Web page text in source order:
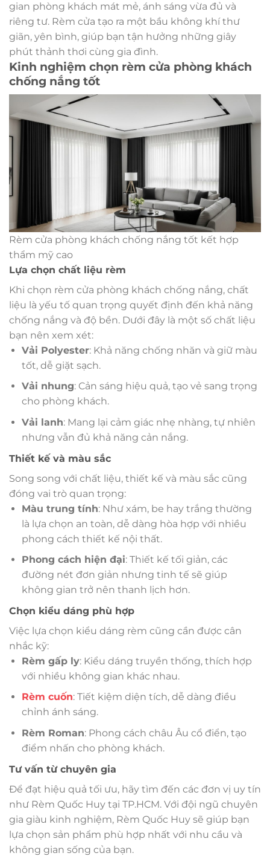
gian phòng khách mát mẻ, ánh sáng vừa đủ và
riêng tư. Rèm cửa tạo ra một bầu không khí thư
giãn, yên bình, giúp bạn tận hưởng những giây
phút thảnh thơi cùng gia đình.
Kinh nghiệm chọn rèm cửa phòng khách
chống nắng tốt
Rèm cửa phòng khách chống nắng tốt kết hợp
thẩm mỹ cao
Lựa chọn chất liệu rèm
Khi chọn rèm cửa phòng khách chống nắng, chất
liệu là yếu tố quan trọng quyết định đến khả năng
chống nắng và độ bền. Dưới đây là một số chất liệu
bạn nên xem xét:
Vải Polyester: Khả năng chống nhăn và giữ màu
tốt, dễ giặt sạch.
Vải nhung: Cản sáng hiệu quả, tạo vẻ sang trọng
cho phòng khách.
Vải lanh: Mang lại cảm giác nhẹ nhàng, tự nhiên
nhưng vẫn đủ khả năng cản nắng.
Thiết kế và màu sắc
Song song với chất liệu, thiết kế và màu sắc cũng
đóng vai trò quan trọng:
Màu trung tính: Như xám, be hay trắng thường
là lựa chọn an toàn, dễ dàng hòa hợp với nhiều
phong cách thiết kế nội thất.
Phong cách hiện đại: Thiết kế tối giản, các
đường nét đơn giản nhưng tinh tế sẽ giúp
không gian trở nên thanh lịch hơn.
Chọn kiểu dáng phù hợp
Việc lựa chọn kiểu dáng rèm cũng cần được cân
nhắc kỹ:
Rèm gấp ly: Kiểu dáng truyền thống, thích hợp
với nhiều không gian khác nhau.
Rèm cuốn: Tiết kiệm diện tích, dễ dàng điều
chỉnh ánh sáng.
Rèm Roman: Phong cách châu Âu cổ điển, tạo
điểm nhấn cho phòng khách.
Tư vấn từ chuyên gia
Để đạt hiệu quả tối ưu, hãy tìm đến các đơn vị uy tín
như Rèm Quốc Huy tại TP.HCM. Với đội ngũ chuyên
gia giàu kinh nghiệm, Rèm Quốc Huy sẽ giúp bạn
lựa chọn sản phẩm phù hợp nhất với nhu cầu và
không gian sống của bạn.